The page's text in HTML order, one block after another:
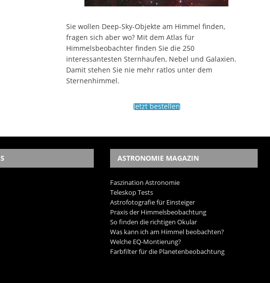
Sie wollen Deep-Sky-Objekte am Himmel finden,
fragen sich aber wo? Mit dem Atlas für
Himmelsbeobachter finden Sie die 250
interessantesten Sternhaufen, Nebel und Galaxien.
Damit stehen Sie nie mehr ratlos unter dem
Sternenhimmel.
Jetzt bestellen
ASTRONOMIE MAGAZIN
Faszination Astronomie
Teleskop Tests
Astrofotografie für Einsteiger
Praxis der Himmelsbeobachtung
So finden die richtigen Okular
Was kann ich am Himmel beobachten?
Welche EQ-Montierung?
Farbfilter für die Planetenbeobachtung